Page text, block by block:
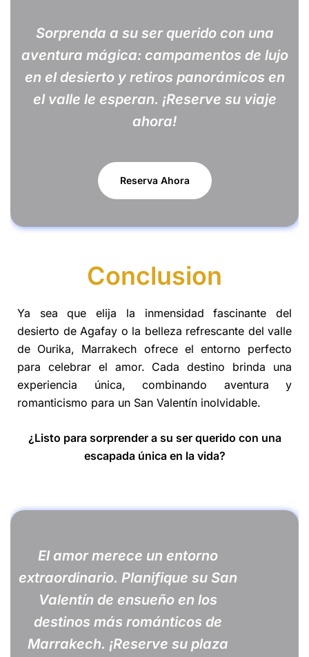
Sorprenda a su ser querido con una
aventura mágica: campamentos de lujo
en el desierto y retiros panorámicos en
el valle le esperan. ¡Reserve su viaje
ahora!
Reserva Ahora
Conclusion
Ya sea que elija la inmensidad fascinante del
desierto de Agafay o la belleza refrescante del valle
de Ourika, Marrakech ofrece el entorno perfecto
para celebrar el amor. Cada destino brinda una
experiencia única, combinando aventura y
romanticismo para un San Valentín inolvidable.
¿Listo para sorprender a su ser querido con una
escapada única en la vida?
El amor merece un entorno
extraordinario. Planifique su San
Valentín de ensueño en los
destinos más románticos de
Marrakech. ¡Reserve su plaza